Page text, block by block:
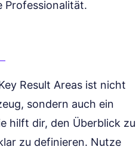
Professionalität.
Result Areas ist nicht
sondern auch ein
hilft dir, den Überblick zu
zu definieren. Nutze